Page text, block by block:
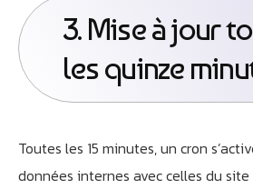
3. Mise à jour
les quinze
Toutes les 15 minutes, un cron
données internes avec celles du site